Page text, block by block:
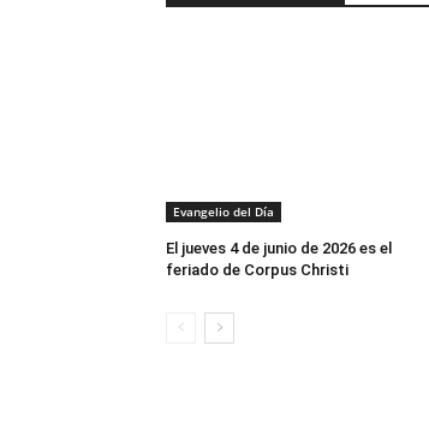
Evangelio del Día
El jueves 4 de junio de 2026 es el
feriado de Corpus Christi